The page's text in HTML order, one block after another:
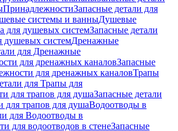
ПринадлежностиЗапасные детали для
системы и ванныДушевые
для душевых системЗапасные детали
душевых системДренажные
для Дренажные
для дренажных каналовЗапасные
для дренажных каналовТрапы
для Трапы для
для трапов для душаЗапасные детали
для трапов для душаВодоотводы в
для Водоотводы в
для водоотводов в стенеЗапасные